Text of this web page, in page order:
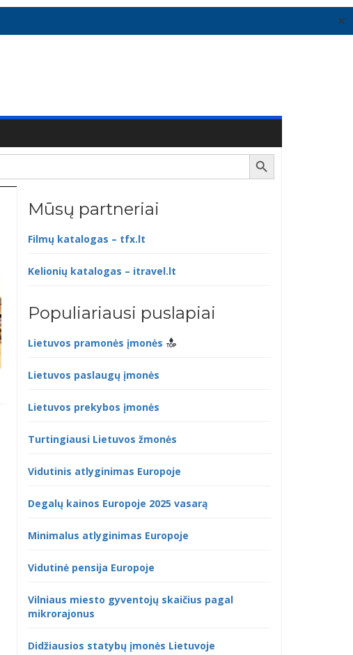
✕
Search Button
Mūsų partneriai
Filmų katalogas – tfx.lt
Kelionių katalogas – itravel.lt
Populiariausi puslapiai
Lietuvos pramonės įmonės
Lietuvos paslaugų įmonės
Lietuvos prekybos įmonės
Turtingiausi Lietuvos žmonės
Vidutinis atlyginimas Europoje
Degalų kainos Europoje 2025 vasarą
Minimalus atlyginimas Europoje
Vidutinė pensija Europoje
Vilniaus miesto gyventojų skaičius pagal
mikrorajonus
Didžiausios statybų įmonės Lietuvoje